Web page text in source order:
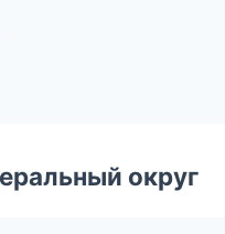
округ